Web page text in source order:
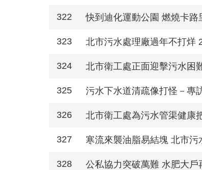
322 快到迪化運動公園 燃燒卡路
323 北市污水處理廠過年不打烊
324 北市衛工處正面迎擊污水困
325 污水下水道清疏像打怪－專
326 北市衛工處為污水管渠健康
327 寒流來襲油脂易結塊 北市污
328 公私協力突破萬難 水肥大戶